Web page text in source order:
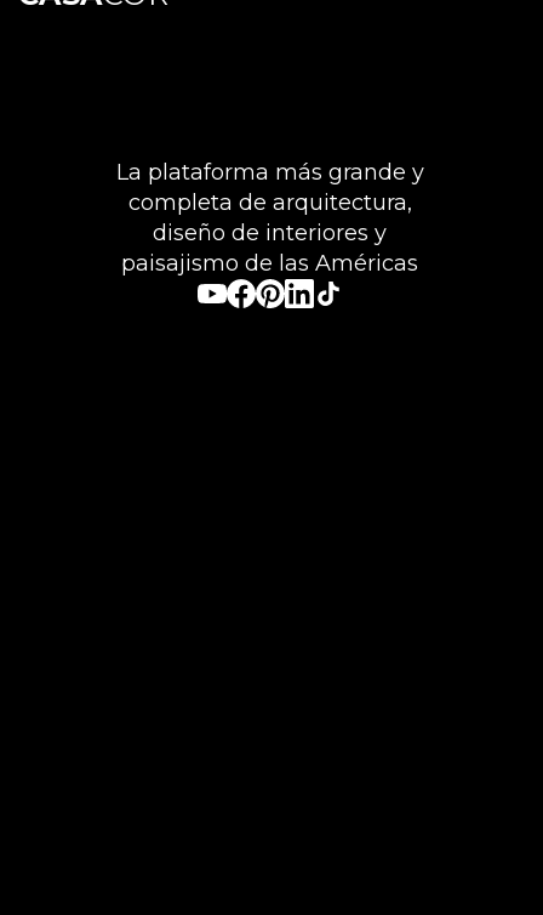
La plataforma más grande y
completa de arquitectura,
diseño de interiores y
paisajismo de las Américas